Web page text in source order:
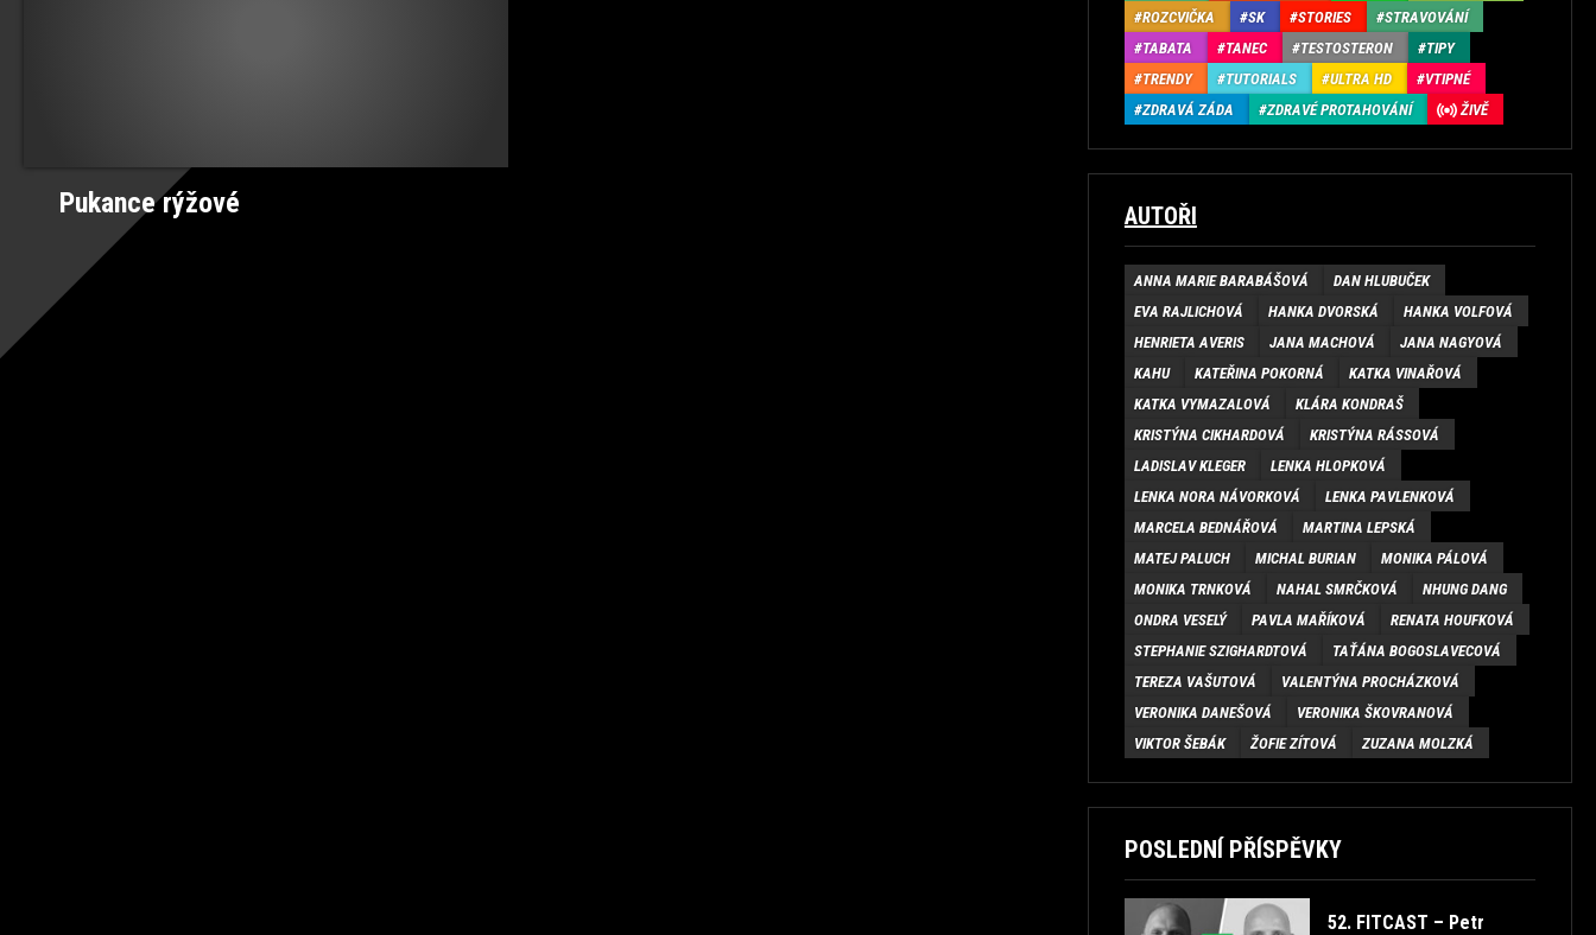
Pukance rýžové
ROZCVIČKA
SK STORIES
STRAVOVÁNÍ
TABATA
TANEC TESTOSTERON
TIPY
TRENDY
TUTORIALS ULTRA HD
VTIPNÉ
ZDRAVÁ ZÁDA
ZDRAVÉ PROTAHOVÁNÍ ŽIVĚ
AUTOŘI
ANNA MARIE BARABÁŠOVÁ
DAN HLUBUČEK
EVA RAJLICHOVÁ
HANKA DVORSKÁ
HANKA VOLFOVÁ
HENRIETA AVERIS
JANA MACHOVÁ
JANA NAGYOVÁ
KAHU
KATEŘINA POKORNÁ
KATKA VINAŘOVÁ
KATKA VYMAZALOVÁ
KLÁRA KONDRAŠ
KRISTÝNA CIKHARDOVÁ
KRISTÝNA RÁSSOVÁ
LADISLAV KLEGER
LENKA HLOPKOVÁ
LENKA NORA NÁVORKOVÁ
LENKA PAVLENKOVÁ
MARCELA BEDNÁŘOVÁ
MARTINA LEPSKÁ
MATEJ PALUCH
MICHAL BURIAN
MONIKA PÁLOVÁ
MONIKA TRNKOVÁ
NAHAL SMRČKOVÁ
NHUNG DANG
ONDRA VESELÝ
PAVLA MAŘÍKOVÁ
RENATA HOUFKOVÁ
STEPHANIE SZIGHARDTOVÁ
TAŤÁNA BOGOSLAVECOVÁ
TEREZA VAŠUTOVÁ
VALENTÝNA PROCHÁZKOVÁ
VERONIKA DANEŠOVÁ
VERONIKA ŠKOVRANOVÁ
VIKTOR ŠEBÁK
ŽOFIE ZÍTOVÁ ZUZANA MOLZKÁ
POSLEDNÍ PŘÍSPĚVKY
52. FITCAST – Petr